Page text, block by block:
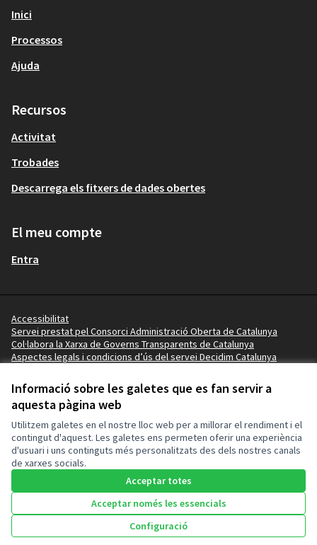
Informació sobre les galetes que es fan servir a
aquesta pàgina web
Utilitzem galetes en el nostre lloc web per a millorar el rendiment i el
contingut d'aquest. Les galetes ens permeten oferir una experiència
d'usuari i uns continguts més personalitzats des dels nostres canals
de xarxes socials.
Acceptar totes
Acceptar només les essencials
Configuració
Inici Cercar Activitat Entra
Inici
Processos
Ajuda
Recursos
Activitat
Trobades
Descarrega els fitxers de dades obertes
El meu compte
Entra
Accessibilitat
Servei prestat pel Consorci Administració Oberta de Catalunya
Col·labora la Xarxa de Governs Transparents de Catalunya
Aspectes legals i condicions d’ús del servei Decidim Catalunya
Termes i condicions
Configuració de les galetes
Ajuntament de l'Ampolla a X
(Enllaç extern)
Ajuntament de l'Ampolla a Facebook
(Enllaç extern)
Ajuntament de l'Ampolla a Instagram
(Enllaç extern)
Ajuntament de l'Ampolla a YouTube
(Enllaç extern)
Ajuntament de l'Ampolla a GitHub
(Enllaç extern)
Web creada amb
(Enllaç extern)
Amb
(Enllaç